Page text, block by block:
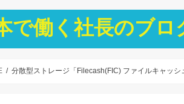
で働く社長のブロ
分散型ストレージ「Filecash(FIC) ファイルキャッシ